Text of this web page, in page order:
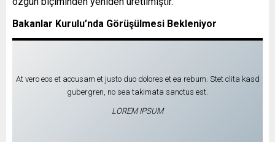
Bakanlar Kurulu’nda Görüşülmesi Bekleniyor
At vero eos et accusam et justo duo dolores et ea rebum. Stet clita kasd
gubergren, no sea takimata sanctus est.
LOREM IPSUM